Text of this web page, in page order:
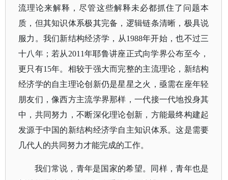
流理论来解释，尽管这些解释未必都抓住了问题本
质，但其知识体系极其完备，逻辑链条清晰，极具说
服力。 我们新结构经济学，从1988年开始，也不过三
十八年；若从2011年耶鲁讲座正式向学界公布至今，
更只有15年。 相较于强大而完整的主流理论，新结构
经济学的自主理论创新仍是星星之火，亟需在座年轻
朋友们，像西方主流学界那样，一代接一代地投身其
中，共同努力，不断深化理论创新，方能最终构建起
发源于中国的新结构经济学自主知识体系。这是需要
几代人的共同努力才能完成的工作。
我们常说，青年是国家的希望。同样，青年也是